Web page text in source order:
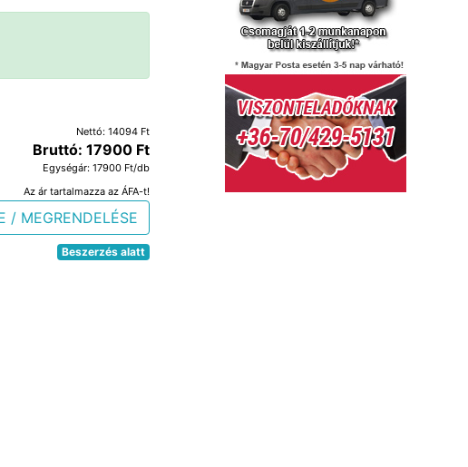
Nettó: 14094 Ft
Bruttó: 17900 Ft
Egységár: 17900 Ft/db
Az ár tartalmazza az ÁFA-t!
/ MEGRENDELÉSE
Beszerzés alatt